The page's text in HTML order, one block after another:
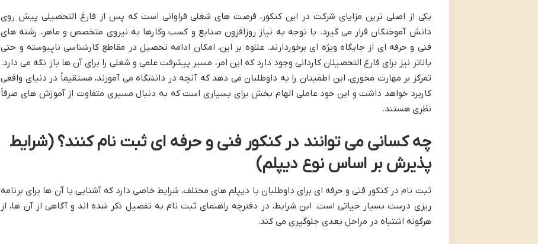
یکی از اصلی ترین مزایای شرکت در این کنکور، فرصت های شغلی فراوانی است که پس از فارغ التحصیلی پیش روی
دانش آموختگان قرار می گیرد. با توجه به نیاز روزافزون صنایع و کسب وکارها به نیروی متخصص و ماهر، رشته های
فنی و حرفه ای از جایگاه ویژه ای برخوردارند. علاوه بر این، امکان ادامه تحصیل در مقاطع کارشناسی ناپیوسته و حتی
بالاتر نیز برای فارغ التحصیلان کاردانی وجود دارد که این امر، مسیر پیشرفت علمی و شغلی را برای آن ها باز نگه می دارد.
تمرکز بر مهارت محوری، این اطمینان را به داوطلبان می دهد که آنچه در دانشگاه می آموزند، مستقیماً در دنیای واقعی
کاربرد خواهد داشت و این خود عاملی الهام بخش برای بسیاری است که به دنبال مسیری متفاوت از آموزش های صرفاً
نظری هستند.
چه کسانی می توانند در کنکور فنی و حرفه ای ثبت نام کنند؟ (شرایط
پذیرش بر اساس نوع دیپلم)
ثبت نام در کنکور فنی و حرفه ای برای داوطلبان با دیپلم های مختلف، شرایط خاصی دارد که آشنایی با آن ها برای برنامه
ریزی درست بسیار حیاتی است. این شرایط، در دفترچه راهنمای ثبت نام به تفصیل ذکر شده اند و آگاهی از آن ها، از
هرگونه اشتباه در مراحل بعدی جلوگیری می کند.